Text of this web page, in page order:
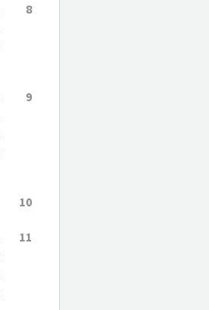
8
9
10
11